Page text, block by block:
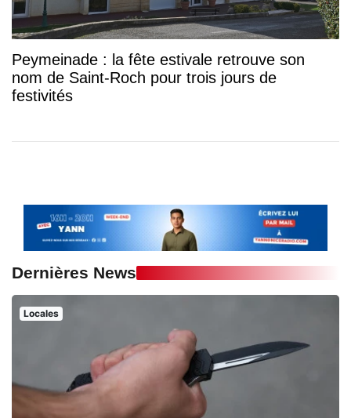
Peymeinade : la fête estivale retrouve son
nom de Saint-Roch pour trois jours de
festivités
Dernières News
Locales